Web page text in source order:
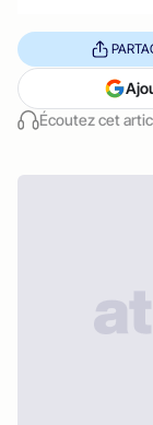
Écoutez cet